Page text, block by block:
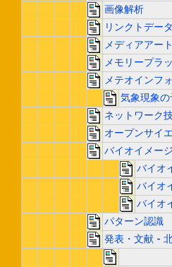
画像解析
リンクトデー
メディアアート
メモリープラ
メテオインフ
気象現象の
ネットワーク
オープンサイ
バイオイメー
バイオ
バイオ
バイオ
パターン認識
発表・文献 -